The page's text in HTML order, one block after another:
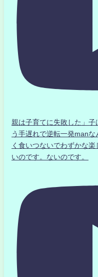
親は子育てに失敗した」
う手遅れで逆転一発man
く食いつないでわずかな
いのです。ないのです。